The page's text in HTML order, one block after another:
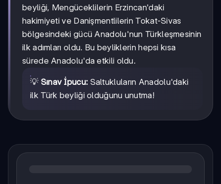
beyliği, Mengüceklilerin Erzincan'daki
hakimiyeti ve Danişmentlilerin Tokat-Sivas
bölgesindeki gücü Anadolu'nun Türkleşmesinin
ilk adımları oldu. Bu beyliklerin hepsi kısa
sürede Anadolu'da etkili oldu.
💡 Sınav İpucu: Saltukluların Anadolu'daki
ilk Türk beyliği olduğunu unutma!